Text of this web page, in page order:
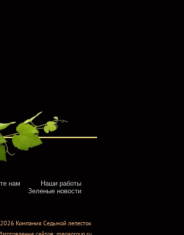
нам
Наши работы
Зеленые новости
Компания Седьмой лепесток